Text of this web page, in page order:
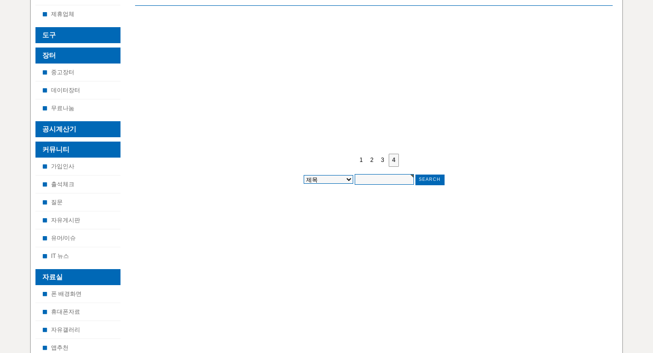
제휴업체
도구
장터
중고장터
데이터장터
무료나눔
공시계산기
커뮤니티
가입인사
출석체크
질문
자유게시판
유머/이슈
IT 뉴스
자료실
폰 배경화면
휴대폰자료
자유갤러리
앱추천
1 2 3 4